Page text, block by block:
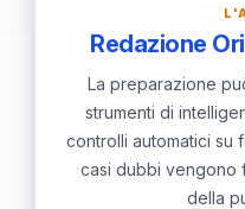
Redazione
La preparazione
strumenti di
controlli automatici su
casi dubbi vengono
della